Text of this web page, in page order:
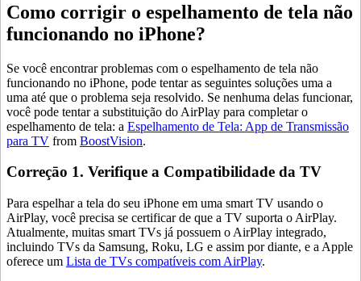
Como corrigir o espelhamento de tela não
funcionando no iPhone?
Se você encontrar problemas com o espelhamento de tela não
funcionando no iPhone, pode tentar as seguintes soluções uma a
uma até que o problema seja resolvido. Se nenhuma delas funcionar,
você pode tentar a substituição do AirPlay para completar o
espelhamento de tela: a Espelhamento de Tela: App de Transmissão
para TV from BoostVision.
Correçāo 1. Verifique a Compatibilidade da TV
Para espelhar a tela do seu iPhone em uma smart TV usando o
AirPlay, você precisa se certificar de que a TV suporta o AirPlay.
Atualmente, muitas smart TVs já possuem o AirPlay integrado,
incluindo TVs da Samsung, Roku, LG e assim por diante, e a Apple
oferece um Lista de TVs compatíveis com AirPlay.